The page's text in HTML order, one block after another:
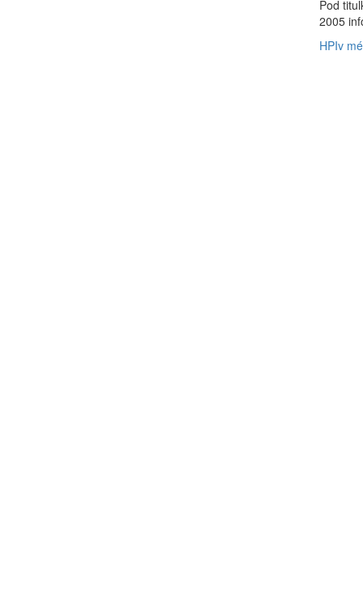
Pod
2005
HPIv